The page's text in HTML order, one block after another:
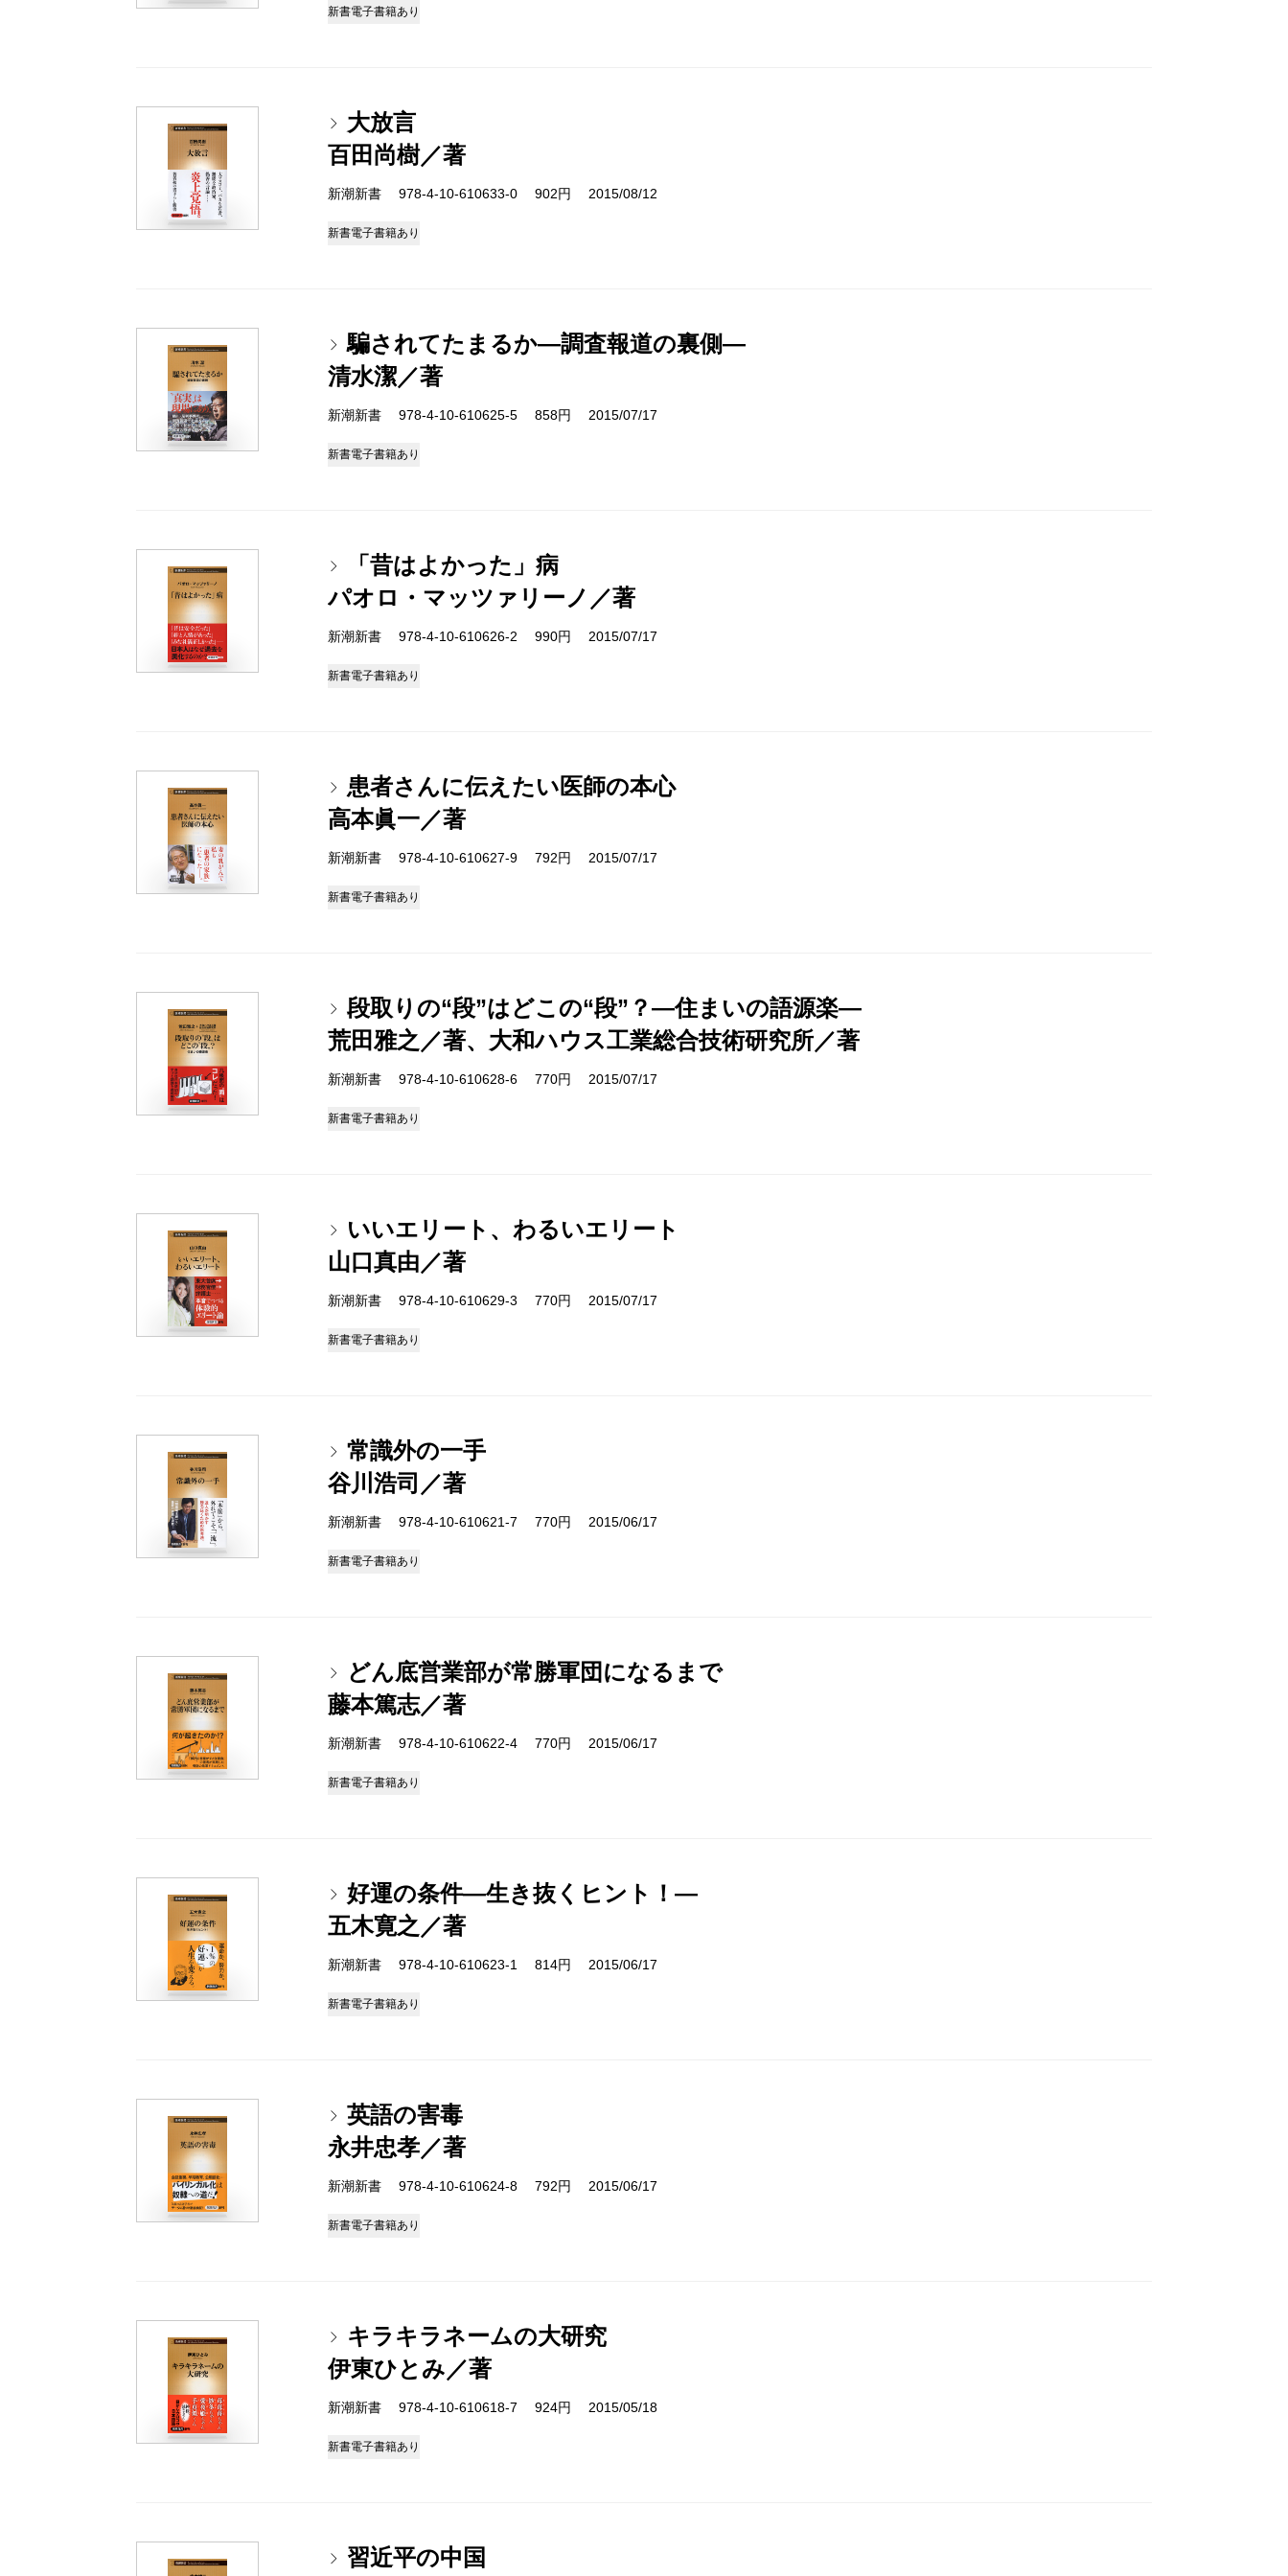
新書電子書籍あり
大放言
百田尚樹／著
新潮新書 978-4-10-610633-0 902円 2015/08/12
新書電子書籍あり
騙されてたまるか―調査報道の裏側―
清水潔／著
新潮新書 978-4-10-610625-5 858円 2015/07/17
新書電子書籍あり
「昔はよかった」病
パオロ・マッツァリーノ／著
新潮新書 978-4-10-610626-2 990円 2015/07/17
新書電子書籍あり
患者さんに伝えたい医師の本心
高本眞一／著
新潮新書 978-4-10-610627-9 792円 2015/07/17
新書電子書籍あり
段取りの“段”はどこの“段”？―住まいの語源楽―
荒田雅之／著、大和ハウス工業総合技術研究所／著
新潮新書 978-4-10-610628-6 770円 2015/07/17
新書電子書籍あり
いいエリート、わるいエリート
山口真由／著
新潮新書 978-4-10-610629-3 770円 2015/07/17
新書電子書籍あり
常識外の一手
谷川浩司／著
新潮新書 978-4-10-610621-7 770円 2015/06/17
新書電子書籍あり
どん底営業部が常勝軍団になるまで
藤本篤志／著
新潮新書 978-4-10-610622-4 770円 2015/06/17
新書電子書籍あり
好運の条件―生き抜くヒント！―
五木寛之／著
新潮新書 978-4-10-610623-1 814円 2015/06/17
新書電子書籍あり
英語の害毒
永井忠孝／著
新潮新書 978-4-10-610624-8 792円 2015/06/17
新書電子書籍あり
キラキラネームの大研究
伊東ひとみ／著
新潮新書 978-4-10-610618-7 924円 2015/05/18
新書電子書籍あり
習近平の中国